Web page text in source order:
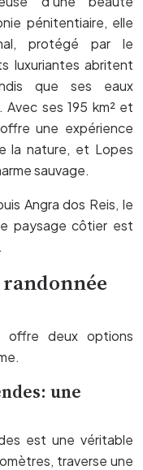
pénitentiaire, elle
protégé par le
luxuriantes abritent
que ses eaux
ses 195 km² et
une expérience
la nature, et Lopes
sauvage.
Angra dos Reis, le
paysage côtier est
randonnée
offre deux options
une
est une véritable
traverse une